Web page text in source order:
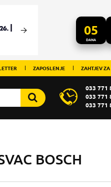
05
DANA
ZAPOSLENJE ZAHTJEV
033 771
033 771
033 771
BOSCH